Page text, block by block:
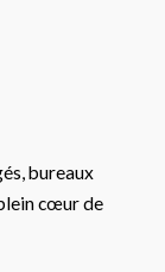
bureaux
cœur de